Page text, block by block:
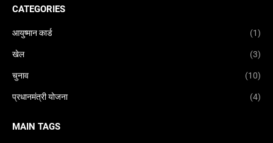
CATEGORIES
आयुष्मान कार्ड (1)
खेल (3)
चुनाव (10)
प्रधानमंत्री योजना (4)
MAIN TAGS